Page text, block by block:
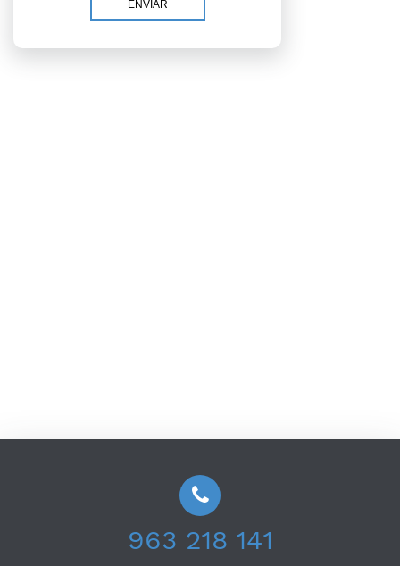
963 218 141